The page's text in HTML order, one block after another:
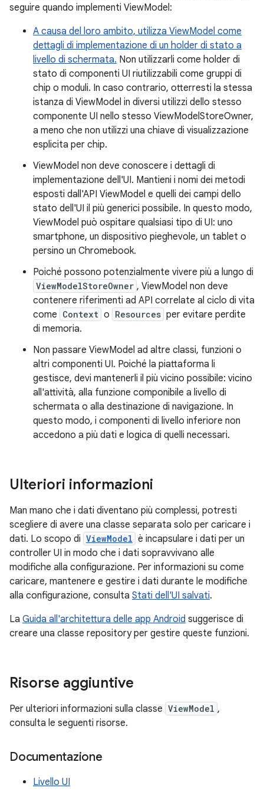
seguire quando implementi ViewModel:
A causa del loro ambito, utilizza ViewModel come
dettagli di implementazione di un holder di stato a
livello di schermata. Non utilizzarli come holder di
stato di componenti UI riutilizzabili come gruppi di
chip o moduli. In caso contrario, otterresti la stessa
istanza di ViewModel in diversi utilizzi dello stesso
componente UI nello stesso ViewModelStoreOwner,
a meno che non utilizzi una chiave di visualizzazione
esplicita per chip.
ViewModel non deve conoscere i dettagli di
implementazione dell'UI. Mantieni i nomi dei metodi
esposti dall'API ViewModel e quelli dei campi dello
stato dell'UI il più generici possibile. In questo modo,
ViewModel può ospitare qualsiasi tipo di UI: uno
smartphone, un dispositivo pieghevole, un tablet o
persino un Chromebook.
Poiché possono potenzialmente vivere più a lungo di
ViewModelStoreOwner , ViewModel non deve
contenere riferimenti ad API correlate al ciclo di vita
come Context o Resources per evitare perdite
di memoria.
Non passare ViewModel ad altre classi, funzioni o
altri componenti UI. Poiché la piattaforma li
gestisce, devi mantenerli il più vicino possibile: vicino
all'attività, alla funzione componibile a livello di
schermata o alla destinazione di navigazione. In
questo modo, i componenti di livello inferiore non
accedono a più dati e logica di quelli necessari.
Ulteriori informazioni
Man mano che i dati diventano più complessi, potresti
scegliere di avere una classe separata solo per caricare i
dati. Lo scopo di ViewModel è incapsulare i dati per un
controller UI in modo che i dati sopravvivano alle
modifiche alla configurazione. Per informazioni su come
caricare, mantenere e gestire i dati durante le modifiche
alla configurazione, consulta Stati dell'UI salvati.
La Guida all'architettura delle app Android suggerisce di
creare una classe repository per gestire queste funzioni.
Risorse aggiuntive
Per ulteriori informazioni sulla classe ViewModel ,
consulta le seguenti risorse.
Documentazione
Livello UI